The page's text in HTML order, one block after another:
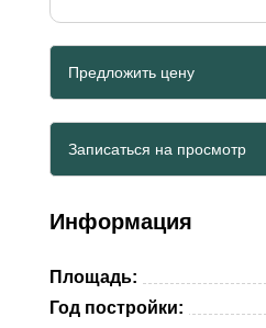
Предложить цену
Viber
Записаться на просмотр
Telegram
Информация
Площадь:
Год постройки: